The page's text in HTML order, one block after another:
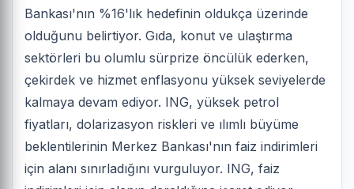
Bankası'nın %16'lık hedefinin oldukça üzerinde
olduğunu belirtiyor. Gıda, konut ve ulaştırma
sektörleri bu olumlu sürprize öncülük ederken,
çekirdek ve hizmet enflasyonu yüksek seviyelerde
kalmaya devam ediyor. ING, yüksek petrol
fiyatları, dolarizasyon riskleri ve ılımlı büyüme
beklentilerinin Merkez Bankası'nın faiz indirimleri
için alanı sınırladığını vurguluyor. ING, faiz